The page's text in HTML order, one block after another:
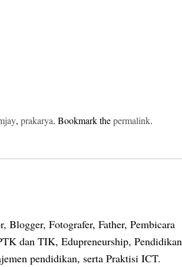
,prakarya. Bookmark thepermalink.
Blogger, Fotografer, Father, Pembicara
dan TIK, Edupreneurship, Pendidikan
pendidikan, serta Praktisi ICT.